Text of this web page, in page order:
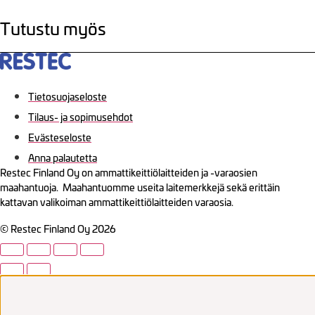
Tutustu myös
Tietosuojaseloste
Tilaus- ja sopimusehdot
Evästeseloste
Anna palautetta
Restec Finland Oy on ammattikeittiölaitteiden ja -varaosien
maahantuoja. Maahantuomme useita laitemerkkejä sekä erittäin
kattavan valikoiman ammattikeittiölaitteiden varaosia.
© Restec Finland Oy 2026